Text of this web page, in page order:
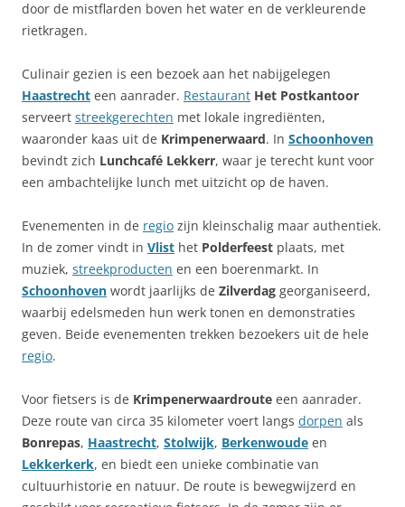
door de mistflarden boven het water en de verkleurende
rietkragen.
Culinair gezien is een bezoek aan het nabijgelegen
Haastrecht een aanrader. Restaurant Het Postkantoor
serveert streekgerechten met lokale ingrediënten,
waaronder kaas uit de Krimpenerwaard. In Schoonhoven
bevindt zich Lunchcafé Lekkerr, waar je terecht kunt voor
een ambachtelijke lunch met uitzicht op de haven.
Evenementen in de regio zijn kleinschalig maar authentiek.
In de zomer vindt in Vlist het Polderfeest plaats, met
muziek, streekproducten en een boerenmarkt. In
Schoonhoven wordt jaarlijks de Zilverdag georganiseerd,
waarbij edelsmeden hun werk tonen en demonstraties
geven. Beide evenementen trekken bezoekers uit de hele
regio.
Voor fietsers is de Krimpenerwaardroute een aanrader.
Deze route van circa 35 kilometer voert langs dorpen als
Bonrepas, Haastrecht, Stolwijk, Berkenwoude en
Lekkerkerk, en biedt een unieke combinatie van
cultuurhistorie en natuur. De route is bewegwijzerd en